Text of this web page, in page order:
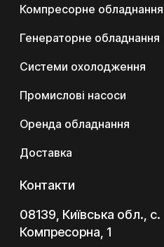
Компресорне обладнання
Генераторне обладнання
Системи охолодження
Промислові насоси
Оренда обладнання
Доставка
Контакти
08139, Київська обл.,
Компресорна, 1